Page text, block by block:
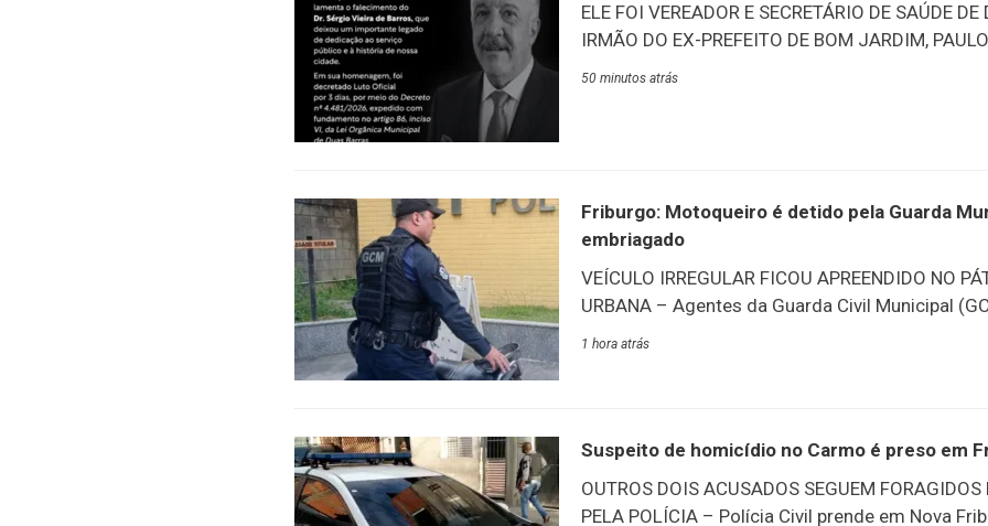
ELE FOI VEREADOR E SECRETÁRIO DE SAÚDE
IRMÃO DO EX-PREFEITO DE BOM JARDIM,
de Duas Barras, através de suas redes sociais,
Jardim, Paulo Barros. O corpo está sendo
Bom Jardim até às 14
50 minutos atrás
Friburgo: Motoqueiro é detido pela Guarda
embriagado
VEÍCULO IRREGULAR FICOU APREENDIDO NO
URBANA – Agentes da Guarda Civil Municipal
motocicleta irregular e conduziu à delegacia
embriaguez. Após a abordagem, o motorista foi
Municipal de Mobilidade e Urbanismo.
1 hora atrás
Suspeito de homicídio no Carmo é preso em
OUTROS DOIS ACUSADOS SEGUEM FORAGIDOS
PELA POLÍCIA – Polícia Civil prende em Nova